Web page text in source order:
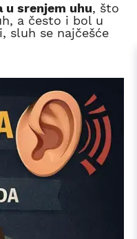
u srenjem uhu, što
a često i bol u
sluh se najčešće